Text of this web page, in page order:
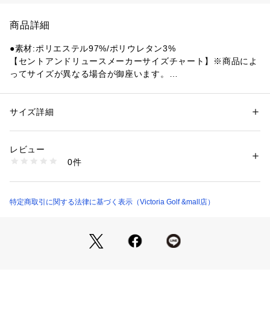
商品詳細
●素材:ポリエステル97%/ポリウレタン3%
【セントアンドリュースメーカーサイズチャート】※商品によ
ってサイズが異なる場合が御座います。
【実寸サイズ】
●Lサイズ詳細:【着丈】64.5cm 【肩幅】39cm 【身幅】47.5c
m 【袖丈】15.5cm
●吸水速乾:汗を素早く吸水し肌面をドライにします。
※弊社独自の採寸・計量方法により計測を行っておりますた
め、多少の誤差が生じる場合があります。
性別：レディース
商品番号：
10903653101 （ショップ）
サイズ詳細
レビュー
0件
特定商取引に関する法律に基づく表示（Victoria Golf &mall店）